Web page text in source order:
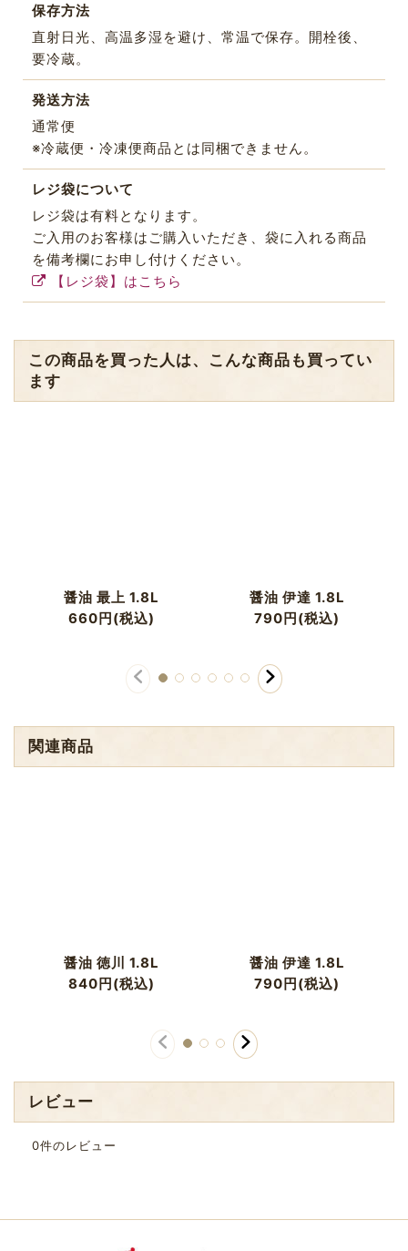
保存方法
直射日光、高温多湿を避け、常温で保存。開栓後、
要冷蔵。
発送方法
通常便
※冷蔵便・冷凍便商品とは同梱できません。
レジ袋について
レジ袋は有料となります。
ご入用のお客様はご購入いただき、袋に入れる商品
を備考欄にお申し付けください。
【レジ袋】はこちら
この商品を買った人は、こんな商品も買ってい
ます
醤油 最上 1.8L
660円(税込)
醤油 伊達 1.8L
790円(税込)
関連商品
醤油 徳川 1.8L
840円(税込)
醤油 伊達 1.8L
790円(税込)
レビュー
0件のレビュー